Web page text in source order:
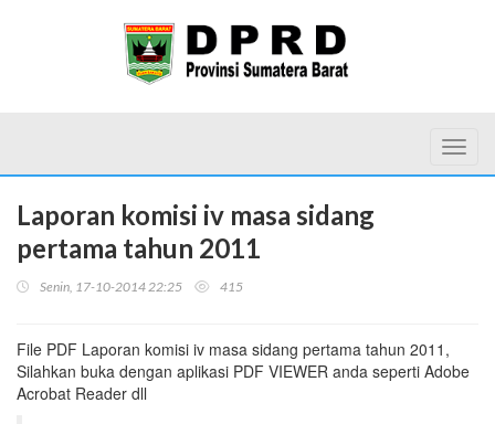
Laporan komisi iv masa sidang
pertama tahun 2011
Senin, 17-10-2014 22:25 415
File PDF Laporan komisi iv masa sidang pertama tahun 2011,
Silahkan buka dengan aplikasi PDF VIEWER anda seperti Adobe
Acrobat Reader dll